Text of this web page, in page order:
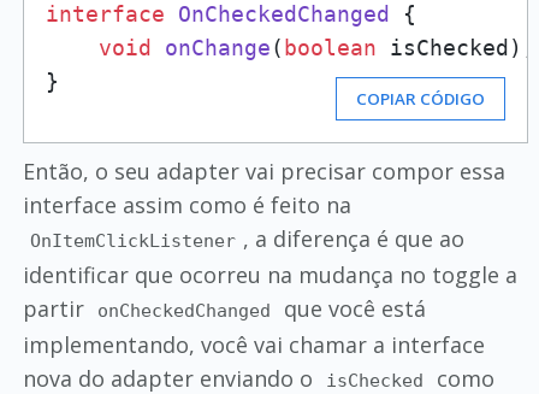
interface OnCheckedChanged
{
void
onChange( boolean isChecked)
}
COPIAR CÓDIGO
Então, o seu adapter vai precisar compor essa
interface assim como é feito na
OnItemClickListener , a diferença é que ao
identificar que ocorreu na mudança no toggle a
partir
onCheckedChanged
que você está
implementando, você vai chamar a interface
nova do adapter enviando o
isChecked
como